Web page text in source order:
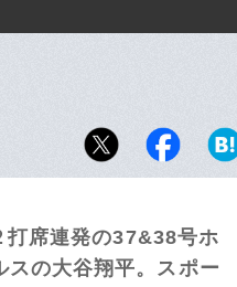
席連発の37&38号ホ
の大谷翔平。スポー